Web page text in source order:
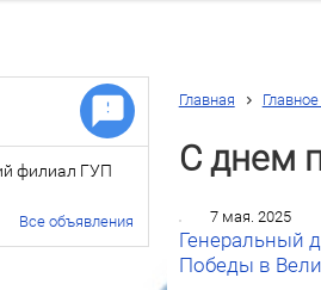
Главная
С днем
7 мая. 2025
Генеральный
Победы в
филиал ГУП
Все объявления